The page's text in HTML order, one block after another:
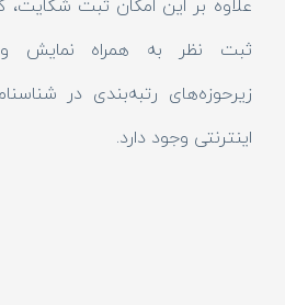
علاوه بر این امکان ثبت
ثبت نظر به همراه نمایش
زیرحوزه‌های رتبه‌بندی در
اینترنتی وجود دارد.